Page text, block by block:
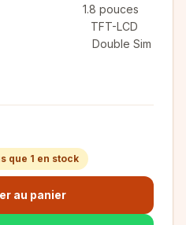
1.8 pouces
TFT-LCD
sim Double Sim
que 1 en stock
au panier